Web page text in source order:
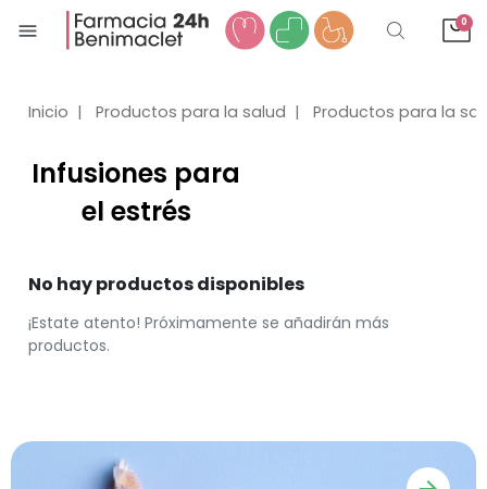
menu 0
Inicio Productos para la salud Productos para la
Infusiones para
el estrés
No hay productos disponibles
¡Estate atento! Próximamente se añadirán más
productos.